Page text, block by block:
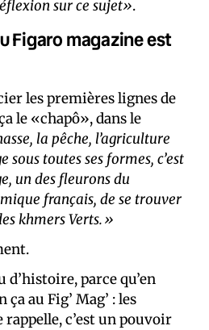
sur ce sujet».
Figaro magazine est
les premières lignes de
le «chapô», dans le
la pêche, l’agriculture
sous toutes ses formes, c’est
un des fleurons du
français, de se trouver
khmers Verts.»
d’histoire, parce qu’en
au Fig’ Mag’ : les
c’est un pouvoir